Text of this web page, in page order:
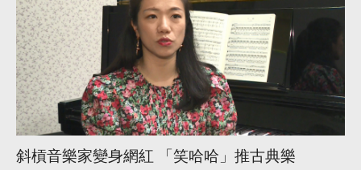
斜槓音樂家變身網紅 「笑哈哈」推古典樂